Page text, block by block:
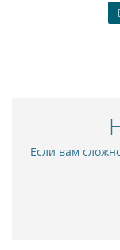
Если вам